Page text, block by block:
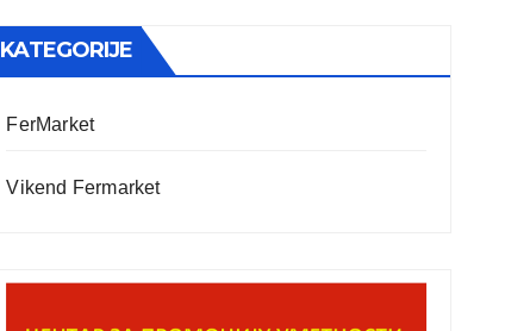
KATEGORIJE
FerMarket
Vikend Fermarket